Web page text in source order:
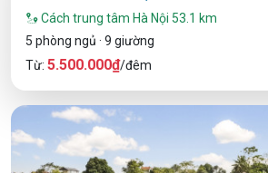
Cách trung tâm Hà Nội 53.1 km
5 phòng ngủ · 9 giường
Từ: 5.500.000₫/đêm